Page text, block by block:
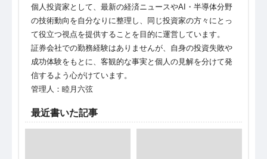
個人投資家として、最新の経済ニュースやAI・半導体分野
の技術動向を自分なりに整理し、同じ投資家の方々にとっ
て役立つ視点を提供することを目的に運営しています。
証券会社での勤務経験はありませんが、自身の投資失敗や
成功体験をもとに、客観的な事実と個人の見解を分けて発
信するよう心がけています。
管理人：睦月六弦
最近書いた記事